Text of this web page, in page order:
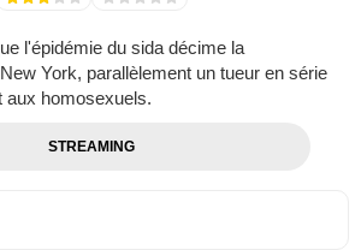
l'épidémie du sida décime la
York, parallèlement un tueur en série
aux homosexuels.
STREAMING